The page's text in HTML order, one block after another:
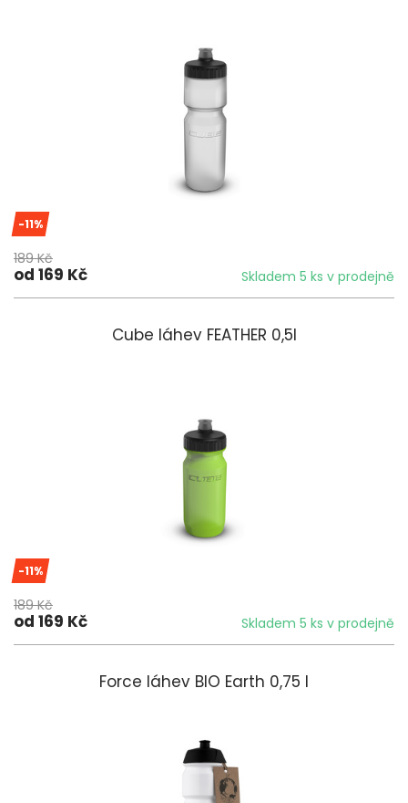
-11%
189 Kč
od 169 Kč Skladem 5 ks v prodejně
Cube láhev FEATHER 0,5l
-11%
189 Kč
od 169 Kč Skladem 5 ks v prodejně
Force láhev BIO Earth 0,75 l